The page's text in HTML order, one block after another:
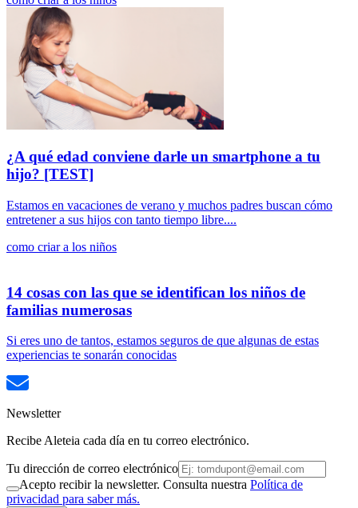
¿A qué edad conviene darle un smartphone a tu
hijo? [TEST]
Estamos en vacaciones de verano y muchos padres buscan cómo
entretener a sus hijos con tanto tiempo libre....
como criar a los niños
14 cosas con las que se identifican los niños de
familias numerosas
Si eres uno de tantos, estamos seguros de que algunas de estas
experiencias te sonarán conocidas
Newsletter
Recibe Aleteia cada día en tu correo electrónico.
Tu dirección de correo electrónico
Acepto recibir la newsletter. Consulta nuestra Política de
privacidad para saber más.